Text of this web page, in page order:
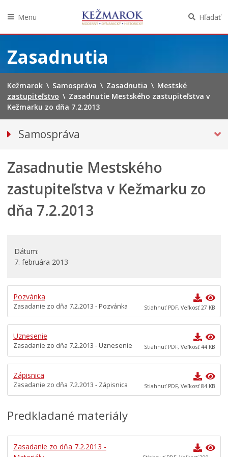
obsah
Menu Hľadať
Zasadnutia
Kežmarok \ Samospráva \ Zasadnutia \ Mestské
zastupiteľstvo \ Zasadnutie Mestského zastupiteľstva v
Kežmarku zo dňa 7.2.2013
Samospráva
MESTSKÉ ZASTUPITEĽSTVO
Poslanci
Oznámenia verejných funkcionárov
Komisie
Mestská polícia
Mestská školská rada
Elektronická verejná správa
Centrálna úradná elektronická tabuľa
Všeobecne záväzné nariadenia
Územné plánovanie
Organizácie
Oznamy mesta
Transparentné mesto
Geo informačný systém – Kežmarok
Rozvoj mesta
Zasadnutie Mestského
zastupiteľstva v Kežmarku zo
dňa 7.2.2013
Dátum
7. februára 2013
Pozvánka
Zasadanie zo dňa 7.2.2013 - Pozvánka Stiahnuť PDF, Veľkosť 27 KB
Uznesenie
Zasadanie zo dňa 7.2.2013 - Uznesenie Stiahnuť PDF, Veľkosť 44 KB
Zápisnica
Zasadanie zo dňa 7.2.2013 - Zápisnica Stiahnuť PDF, Veľkosť 84 KB
Predkladané materiály
Zasadanie zo dňa 7.2.2013 -